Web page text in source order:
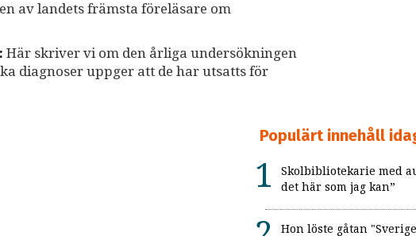
av landets främsta föreläsare om
Här skriver vi om den årliga undersökningen
diagnoser uppger att de har utsatts för
Populärt innehåll
Skolbibliotekarie med
det här som jag kan”
Hon löste gåtan